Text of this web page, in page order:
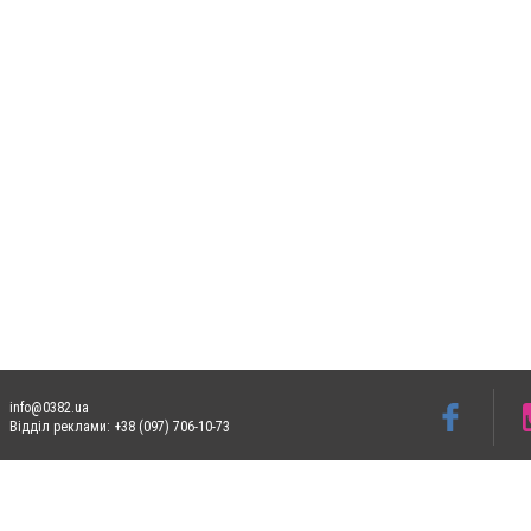
info@0382.ua
Відділ реклами: +38 (097) 706-10-73